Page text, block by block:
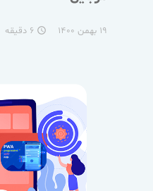
۱۹ بهمن ۱۴۰۰ access_time ۶ دقیقه